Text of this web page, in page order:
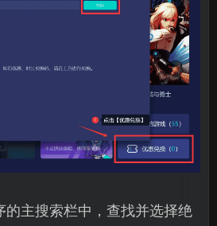
的主搜索栏中，查找并选择绝